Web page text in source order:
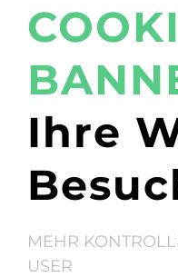
Ihre
MEHR
USER